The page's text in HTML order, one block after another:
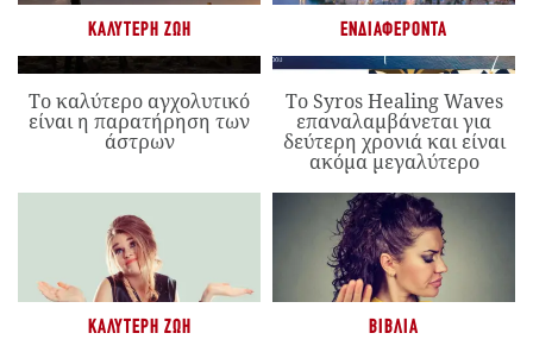
ΚΑΛΎΤΕΡΗ ΖΩΉ
Το καλύτερο αγχολυτικό
είναι η παρατήρηση των
άστρων
ΕΝΔΙΑΦΈΡΟΝΤΑ
Το Syros Healing Waves
επαναλαμβάνεται για
δεύτερη χρονιά και είναι
ακόμα μεγαλύτερο
ΚΑΛΎΤΕΡΗ ΖΩΉ ΒΙΒΛΊΑ